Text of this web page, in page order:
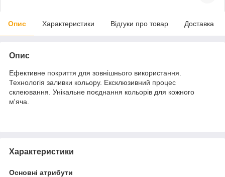
Опис Характеристики Відгуки про товар Доставка
Опис
Ефективне покриття для зовнішнього використання.
Технологія заливки кольору. Ексклюзивний процес
склеювання. Унікальне поєднання кольорів для кожного
м'яча.
Характеристики
Основні атрибути